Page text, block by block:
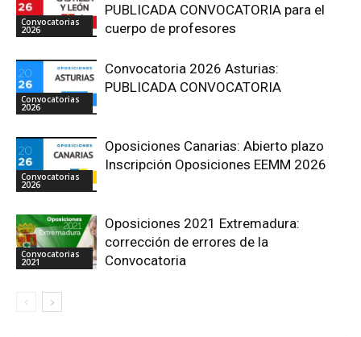
Convocatorias
2026
PUBLICADA CONVOCATORIA para el
cuerpo de profesores
Convocatorias
2026
Convocatoria 2026 Asturias:
PUBLICADA CONVOCATORIA
Convocatorias
2026
Oposiciones Canarias: Abierto plazo
Inscripción Oposiciones EEMM 2026
Convocatorias
2021
Oposiciones 2021 Extremadura:
corrección de errores de la
Convocatoria